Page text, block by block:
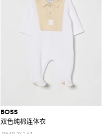
BOSS
双色纯棉连体衣